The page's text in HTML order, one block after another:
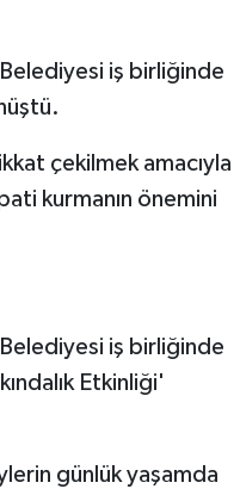
iş birliğinde
çekilmek amacıyla
kurmanın önemini
iş birliğinde
Etkinliği'
günlük yaşamda